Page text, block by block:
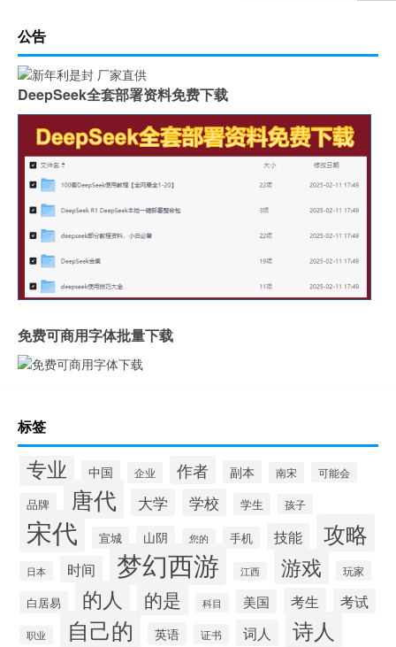
公告
DeepSeek全套部署资料免费下载
免费可商用字体批量下载
标签
专业 中国 企业 作者 副本 南宋 可能会
品牌 唐代 大学 学校 学生 孩子
宋代 宣城 山阴 您的 手机 技能 攻略
日本 时间 梦幻西游 江西 游戏 玩家
白居易 的人 的是 科目 美国 考生 考试
职业 自己的 英语 证书 词人 诗人